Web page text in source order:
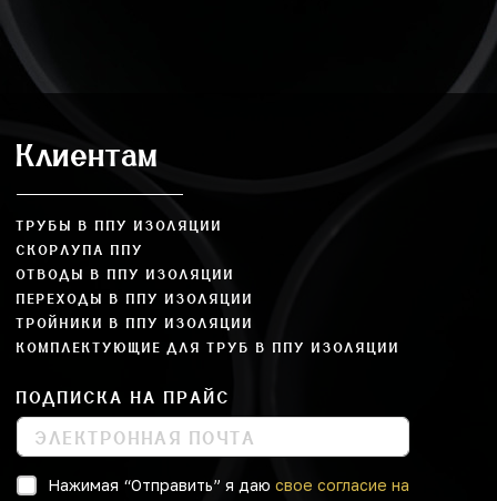
Клиентам
ТРУБЫ В ППУ ИЗОЛЯЦИИ
СКОРЛУПА ППУ
ОТВОДЫ В ППУ ИЗОЛЯЦИИ
ПЕРЕХОДЫ В ППУ ИЗОЛЯЦИИ
ТРОЙНИКИ В ППУ ИЗОЛЯЦИИ
КОМПЛЕКТУЮЩИЕ ДЛЯ ТРУБ В ППУ ИЗОЛЯЦИИ
ПОДПИСКА НА ПРАЙС
Нажимая “Отправить” я даю свое согласие на